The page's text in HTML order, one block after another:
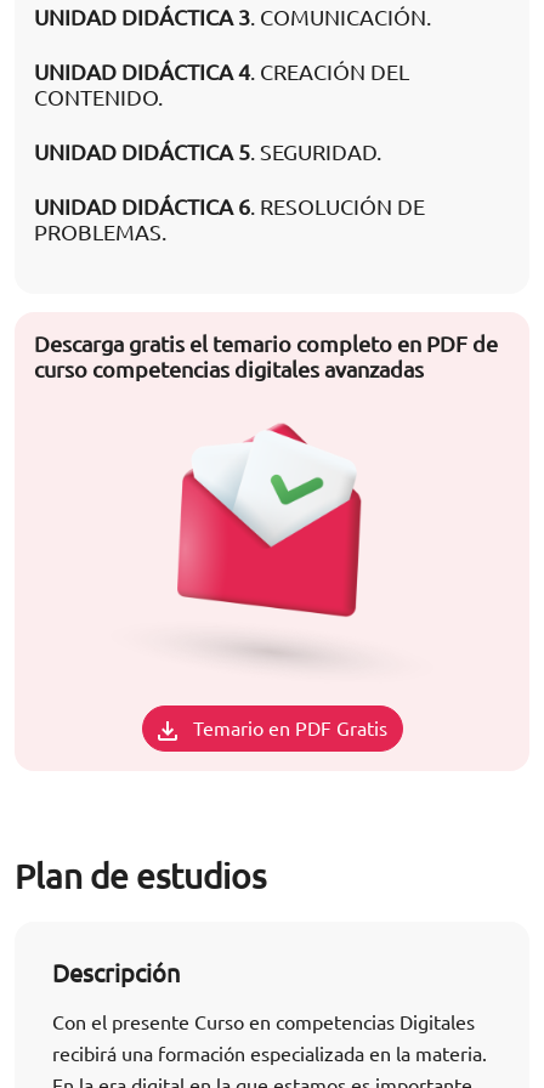
UNIDAD DIDÁCTICA 3. COMUNICACIÓN.
UNIDAD DIDÁCTICA 4. CREACIÓN DEL
CONTENIDO.
UNIDAD DIDÁCTICA 5. SEGURIDAD.
UNIDAD DIDÁCTICA 6. RESOLUCIÓN DE
PROBLEMAS.
Descarga gratis el temario completo en PDF de
curso competencias digitales avanzadas
Temario en PDF Gratis
Plan de estudios
Descripción
Con el presente Curso en competencias Digitales
recibirá una formación especializada en la materia.